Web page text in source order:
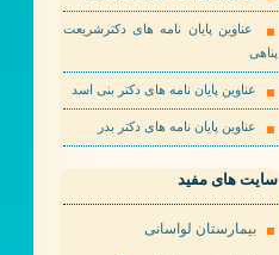
عناوین پایان نامه های دکترشریعت
پناهی
عناوین پایان نامه های دکتر بنی اسد
عناوین پایان نامه های دکتر بدر
سایت های مفید
بیمارستان لواسانی